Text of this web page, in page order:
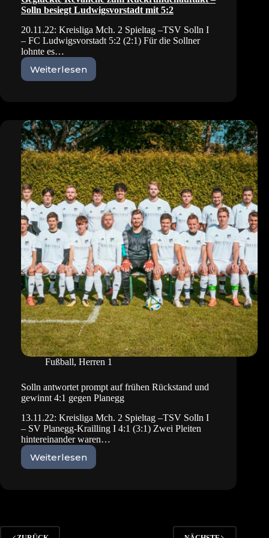
Solln besiegt Ludwigsvorstadt mit 5:2
20.11.22: Kreisliga Mch. 2 Spieltag –TSV Solln I
– FC Ludwigsvorstadt 5:2 (2:1) Für die Sollner
lohnte es…
Weiterlesen
Geglückte
–
Solln
besiegt
Ludwigsvorstadt
mit
5:2
Fußball, Herren 1
Solln antwortet prompt auf frühen Rückstand und
gewinnt 4:1 gegen Planegg
13.11.22: Kreisliga Mch. 2 Spieltag –TSV Solln I
– SV Planegg-Krailling I 4:1 (3:1) Zwei Pleiten
hintereinander waren…
Weiterlesen
Solln
und